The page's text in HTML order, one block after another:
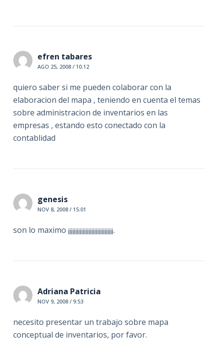
efren tabares
AGO 25, 2008 / 10:12
quiero saber si me pueden colaborar con la
elaboracion del mapa , teniendo en cuenta el temas
sobre administracion de inventarios en las
empresas , estando esto conectado con la
contablidad
genesis
NOV 8, 2008 / 15:01
son lo maximo ¡¡¡¡¡¡¡¡¡¡¡¡¡¡¡¡¡¡¡¡¡¡¡¡¡¡¡¡¡¡¡.
Adriana Patricia
NOV 9, 2008 / 9:53
necesito presentar un trabajo sobre mapa
conceptual de inventarios, por favor.